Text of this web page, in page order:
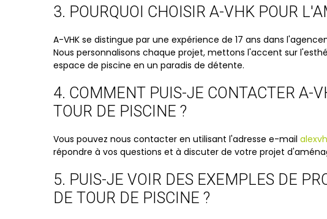
3. POURQUOI CHOISIR A-VHK POUR
A-VHK se distingue par une expérience de 17 ans dans
Nous personnalisons chaque projet, mettons l'accent sur
espace de piscine en un paradis de détente.
4. COMMENT PUIS-JE CONTACTER A-
TOUR DE PISCINE ?
Vous pouvez nous contacter en utilisant l'adresse e-mail
répondre à vos questions et à discuter de votre projet
5. PUIS-JE VOIR DES EXEMPLES DE
DE TOUR DE PISCINE ?